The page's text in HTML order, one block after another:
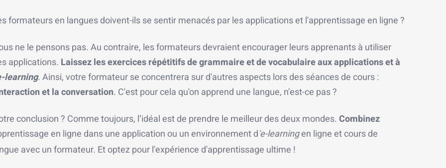
formateurs en langues doivent-ils se sentir menacés par les applications et l'apprentissage en ligne ?
ne le pensons pas. Au contraire, les formateurs devraient encourager leurs apprenants à utiliser
applications. Laissez les exercices répétitifs de grammaire et de vocabulaire aux applications et à
learning. Ainsi, votre formateur se concentrera sur d'autres aspects lors des séances de cours :
et la conversation. C'est pour cela qu'on apprend une langue, n'est-ce pas ?
conclusion ? Comme toujours, l’idéal est de prendre le meilleur des deux mondes.Combinez
en ligne dans une application ou un environnement d'e-learningen ligne et cours de
avec un formateur. Et optez pour l'expérience d'apprentissage ultime !